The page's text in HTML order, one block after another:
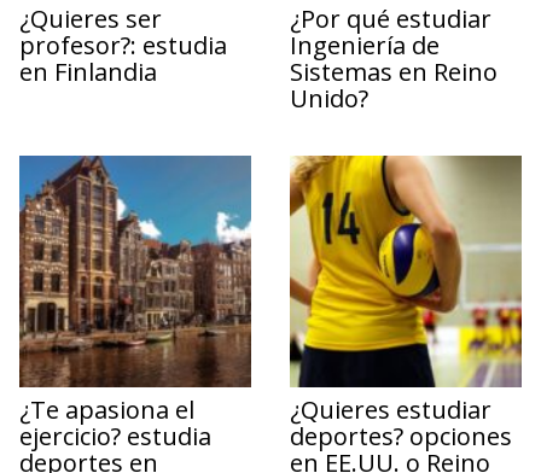
¿Quieres ser
profesor?: estudia
en Finlandia
¿Por qué estudiar
Ingeniería de
Sistemas en Reino
Unido?
¿Te apasiona el
ejercicio? estudia
deportes en
¿Quieres estudiar
deportes? opciones
en EE.UU. o Reino